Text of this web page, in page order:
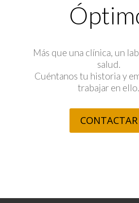
Más que una clínica, un
salud.
Cuéntanos tu historia y
trabajar en ello.
CONTACTAR